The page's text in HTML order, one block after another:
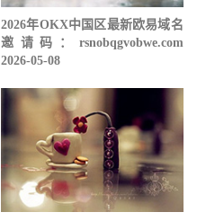
2026年OKX中国区最新欧易域名
邀请码：rsnobqgvobwe.com
2026-05-08